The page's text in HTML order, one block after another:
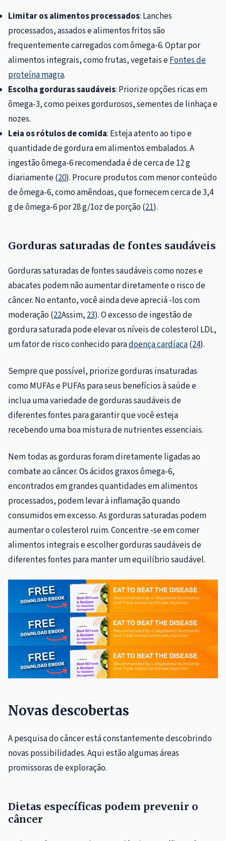
Limitar os alimentos processados: Lanches
processados, assados ​​e alimentos fritos são
frequentemente carregados com ômega-6. Optar por
alimentos integrais, como frutas, vegetais eFontes de
proteína magra.
Escolha gorduras saudáveis: Priorize opções ricas em
ômega-3, como peixes gordurosos, sementes de linhaça e
nozes.
Leia os rótulos de comida: Esteja atento ao tipo e
quantidade de gordura em alimentos embalados. A
ingestão ômega-6 recomendada é de cerca de 12 g
diariamente (20). Procure produtos com menor conteúdo
de ômega-6, como amêndoas, que fornecem cerca de 3,4
g de ômega-6 por 28 g/1oz de porção (21).
Gorduras saturadas de fontes saudáveis
Gorduras saturadas de fontes saudáveis ​​como nozes e
abacates podem não aumentar diretamente o risco de
câncer. No entanto, você ainda deve apreciá -los com
moderação (22Assim,23). O excesso de ingestão de
gordura saturada pode elevar os níveis de colesterol LDL,
um fator de risco conhecido paradoença cardíaca(24).
Sempre que possível, priorize gorduras insaturadas
como MUFAs e PUFAs para seus benefícios à saúde e
inclua uma variedade de gorduras saudáveis ​​de
diferentes fontes para garantir que você esteja
recebendo uma boa mistura de nutrientes essenciais.
Nem todas as gorduras foram diretamente ligadas ao
combate ao câncer. Os ácidos graxos ômega-6,
encontrados em grandes quantidades em alimentos
processados, podem levar à inflamação quando
consumidos em excesso. As gorduras saturadas podem
aumentar o colesterol ruim. Concentre -se em comer
alimentos integrais e escolher gorduras saudáveis ​​de
diferentes fontes para manter um equilíbrio saudável.
Novas descobertas
A pesquisa do câncer está constantemente descobrindo
novas possibilidades. Aqui estão algumas áreas
promissoras de exploração.
Dietas específicas podem prevenir o
câncer